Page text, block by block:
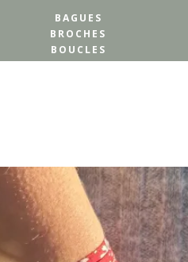
BAGUES
BROCHES
BOUCLES
D'OREILLES